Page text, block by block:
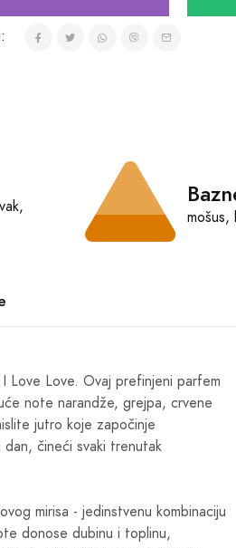
Love Love. Ovaj prefinjeni parfem
note narandže, grejpa, crvene
jutro koje započinje
čineći svaki trenutak
mirisa - jedinstvenu kombinaciju
donose dubinu i toplinu,